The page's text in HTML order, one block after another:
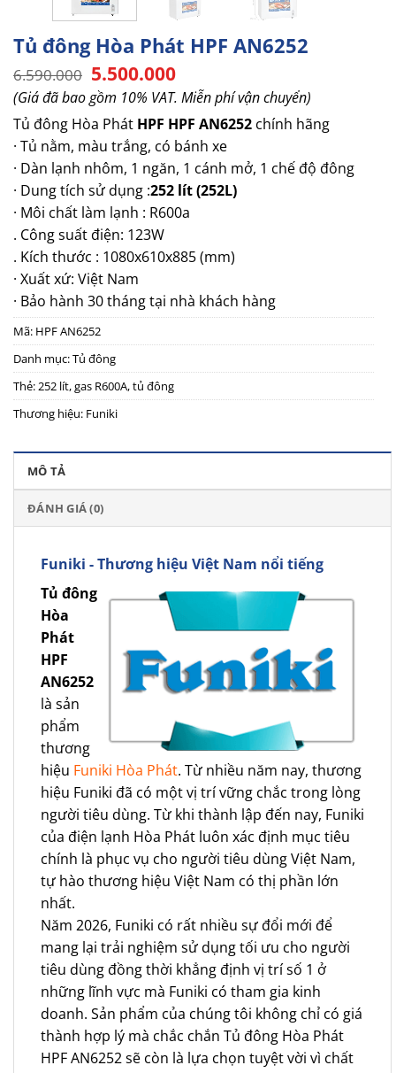
Tủ đông Hòa Phát HPF AN6252
6.590.000 Giá
gốc
là:
6.590.000.
5.500.000Giá
hiện
tại
là:
5.500.000.
(Giá đã bao gồm 10% VAT. Miễn phí vận chuyển)
Tủ đông Hòa Phát HPF HPF AN6252 chính hãng
· Tủ nằm, màu trắng, có bánh xe
· Dàn lạnh nhôm, 1 ngăn, 1 cánh mở, 1 chế độ đông
· Dung tích sử dụng :252 lít (252L)
· Môi chất làm lạnh : R600a
. Công suất điện: 123W
. Kích thước : 1080x610x885 (mm)
· Xuất xứ: Việt Nam
· Bảo hành 30 tháng tại nhà khách hàng
Mã: HPF AN6252
Danh mục:Tủ đông
Thẻ:252 lít,gas R600A,tủ đông
Thương hiệu: Funiki
MÔ TẢ
ĐÁNH GIÁ (0)
Funiki - Thương hiệu Việt Nam nổi tiếng
Tủ đông
Hòa
Phát
HPF
AN6252
là sản
phẩm
thương
hiệu Funiki Hòa Phát. Từ nhiều năm nay, thương
hiệu Funiki đã có một vị trí vững chắc trong lòng
người tiêu dùng. Từ khi thành lập đến nay, Funiki
của điện lạnh Hòa Phát luôn xác định mục tiêu
chính là phục vụ cho người tiêu dùng Việt Nam,
tự hào thương hiệu Việt Nam có thị phần lớn
nhất.
Năm 2026, Funiki có rất nhiều sự đổi mới để
mang lại trải nghiệm sử dụng tối ưu cho người
tiêu dùng đồng thời khẳng định vị trí số 1 ở
những lĩnh vực mà Funiki có tham gia kinh
doanh. Sản phẩm của chúng tôi không chỉ có giá
thành hợp lý mà chắc chắn Tủ đông Hòa Phát
HPF AN6252 sẽ còn là lựa chọn tuyệt vời vì chất